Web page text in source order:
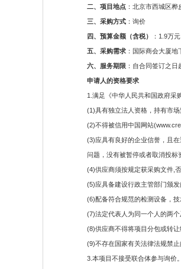
二、项目地点 ：北京市西城区桦
三、采购方式 ：询价
四、预算金额（含税） ：1.9万元
五、采购需求 ：国际商会大厦
六、服务期限 ：自合同签订之
申请人的资格要求
1.满足《中华人民共和国政府采
(1)具有独立法人资格，持有市
(2)不得被信用中国网站
(3)应具有良好的企业信誉，且
问题，没有被暂停或者取消投标
(4)供应商须按规定获采购文件,
(5)应具备建设行政主管部门颁
(6)配备符合规范的检测设备，
(7)法定代表人为同一个人的两
(8)供应商不得将项目分包或转让
(9)不存在国家有关法律法规禁止
3.本项目不接受联合体参与询价。